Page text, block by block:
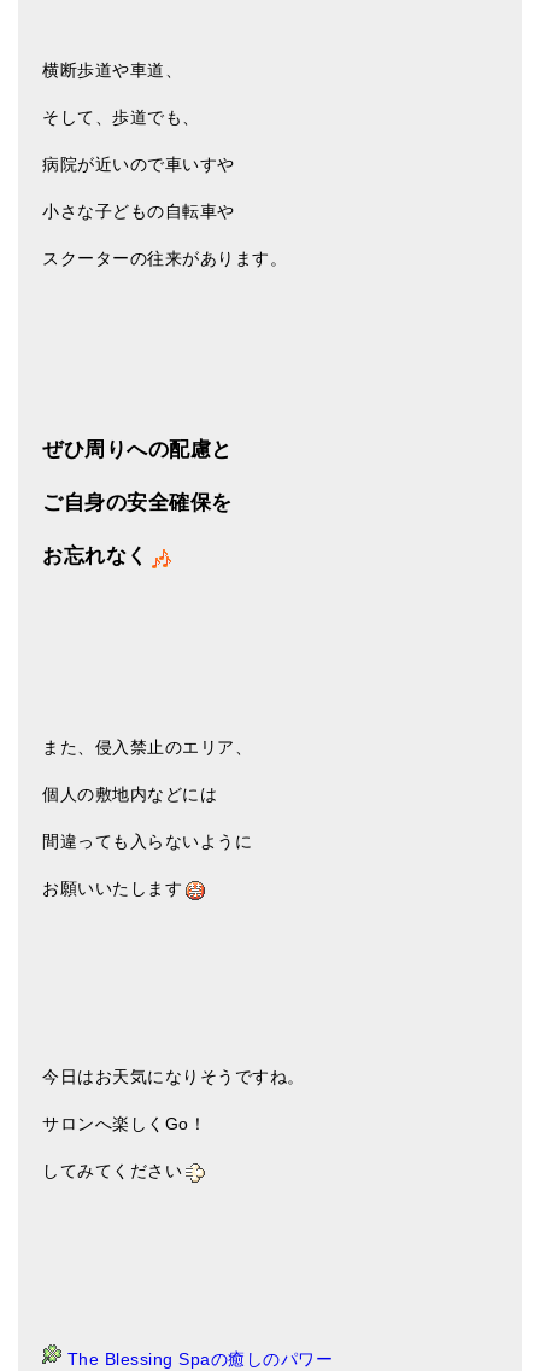
横断歩道や車道、
そして、歩道でも、
病院が近いので車いすや
小さな子どもの自転車や
スクーターの往来があります。
ぜひ周りへの配慮と
ご自身の安全確保を
お忘れなく
また、侵入禁止のエリア、
個人の敷地内などには
間違っても入らないように
お願いいたします
今日はお天気になりそうですね。
サロンへ楽しくGo！
してみてください
The Blessing Spaの癒しのパワー